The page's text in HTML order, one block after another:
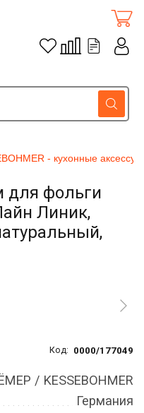
- кухонные
для фольги
Линик,
Код: 0000/177049
/ KESSEBOHMER
Германия